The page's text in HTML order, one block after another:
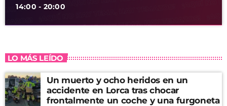
14:00 - 20:00
LO MÁS LEÍDO
Un muerto y ocho heridos en un
accidente en Lorca tras chocar
frontalmente un coche y una furgoneta